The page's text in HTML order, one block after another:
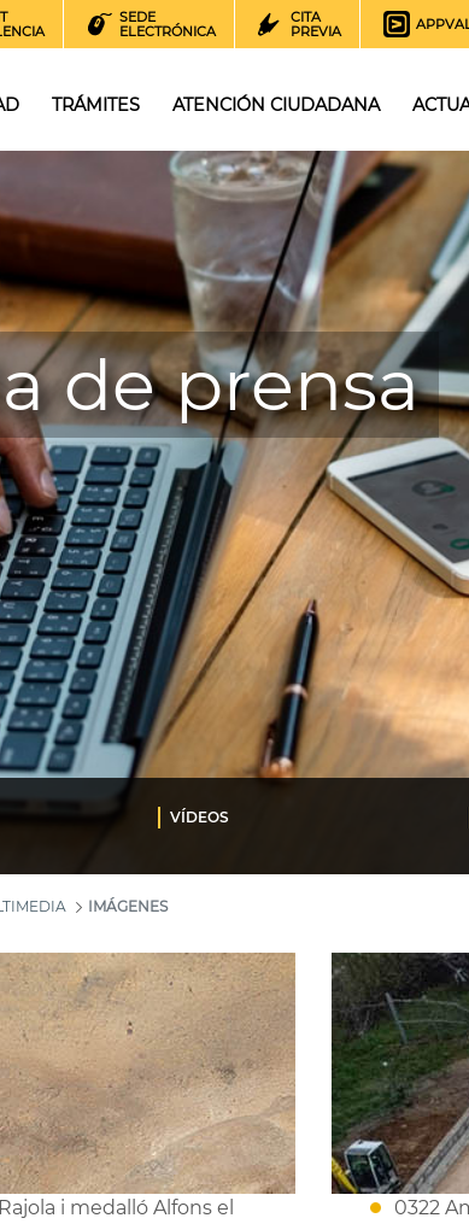
SEDE
ELECTRÓNICA
CITA
PREVIA
TRÁMITES ATENCIÓN CIUDADANA
de prensa
VÍDEOS
IMÁGENES
i medalló Alfons el
0322